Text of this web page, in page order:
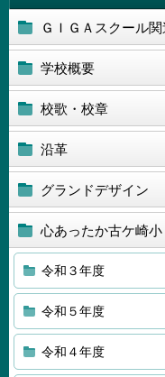
ＧＩＧＡスクール関
学校概要
校歌・校章
沿革
グランドデザイン
心あったか古ケ崎小
令和３年度
令和５年度
令和４年度